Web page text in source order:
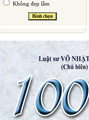
Không đẹp lắm